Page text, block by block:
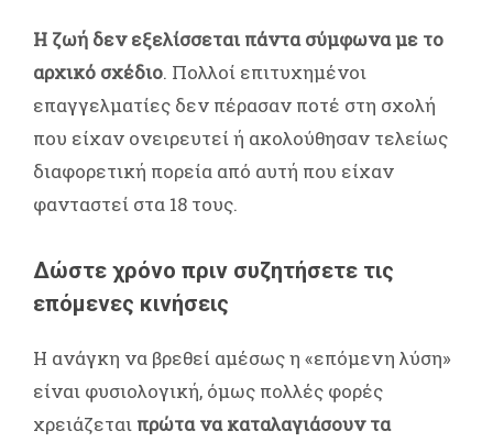
Η ζωή δεν εξελίσσεται πάντα σύμφωνα με το
αρχικό σχέδιο. Πολλοί επιτυχημένοι
επαγγελματίες δεν πέρασαν ποτέ στη σχολή
που είχαν ονειρευτεί ή ακολούθησαν τελείως
διαφορετική πορεία από αυτή που είχαν
φανταστεί στα 18 τους.
Δώστε χρόνο πριν συζητήσετε τις
επόμενες κινήσεις
Η ανάγκη να βρεθεί αμέσως η «επόμενη λύση»
είναι φυσιολογική, όμως πολλές φορές
χρειάζεται πρώτα να καταλαγιάσουν τα